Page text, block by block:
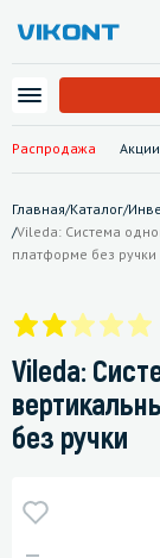
Распродажа Акции
Главная/Каталог/
/Vileda: Система
платформе без ручки
Vileda:
без ручки